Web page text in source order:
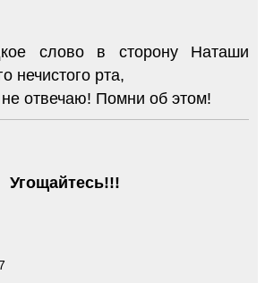
слово в сторону Наташи
нечистого рта,
отвечаю! Помни об этом!
Угощайтесь!!!